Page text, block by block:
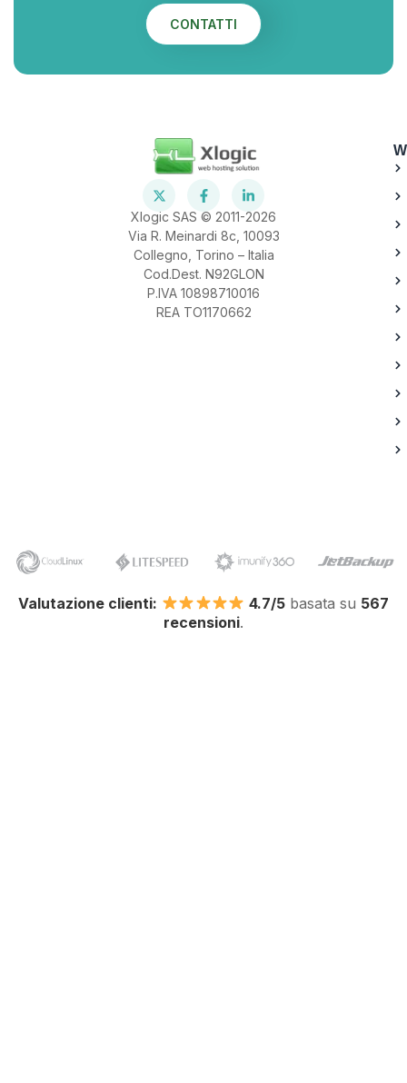
CONTATTI
Xlogic SAS © 2011-2026
Via R. Meinardi 8c, 10093
Collegno, Torino – Italia
Cod.Dest. N92GLON
P.IVA 10898710016
REA TO1170662
Valutazione clienti: 4.7/5 basata su 567
recensioni.